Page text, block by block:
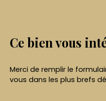
Ce bien vous
Merci de remplir le
vous dans les plus brefs